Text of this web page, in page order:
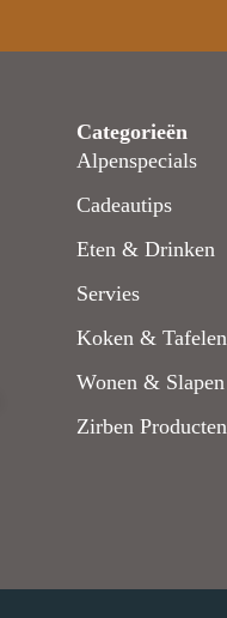
Categorieën
Alpenspecials
Cadeautips
Eten & Drinken
Servies
Koken & Tafelen
Wonen & Slapen
Zirben Producten